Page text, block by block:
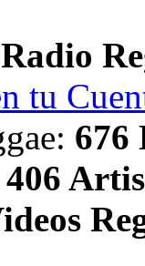
tu
676
406